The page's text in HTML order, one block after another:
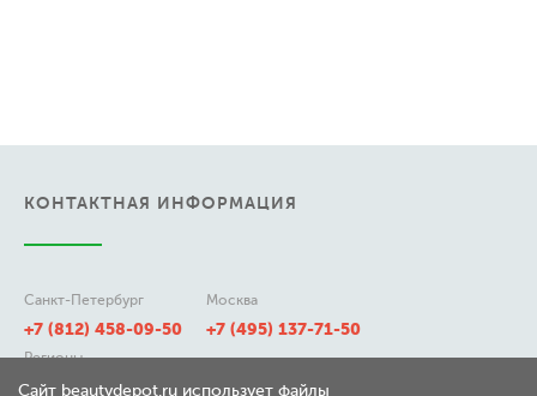
КОНТАКТНАЯ ИНФОРМАЦИЯ
Санкт-Петербург
+7 (812) 458-09-50
Москва
+7 (495) 137-71-50
Регионы
8 (800) 511-21-50
Сайт beautydepot.ru использует файлы